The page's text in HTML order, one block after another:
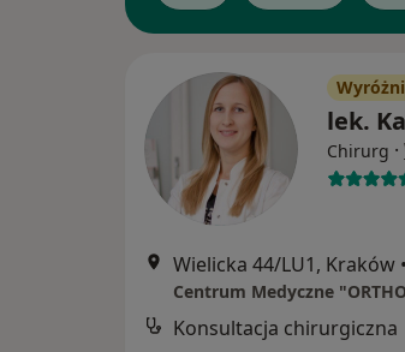
lek.
Chirurg ·
Wielicka 44/LU1, Kraków •
Centrum Medyczne
Konsultacja chirurgiczna